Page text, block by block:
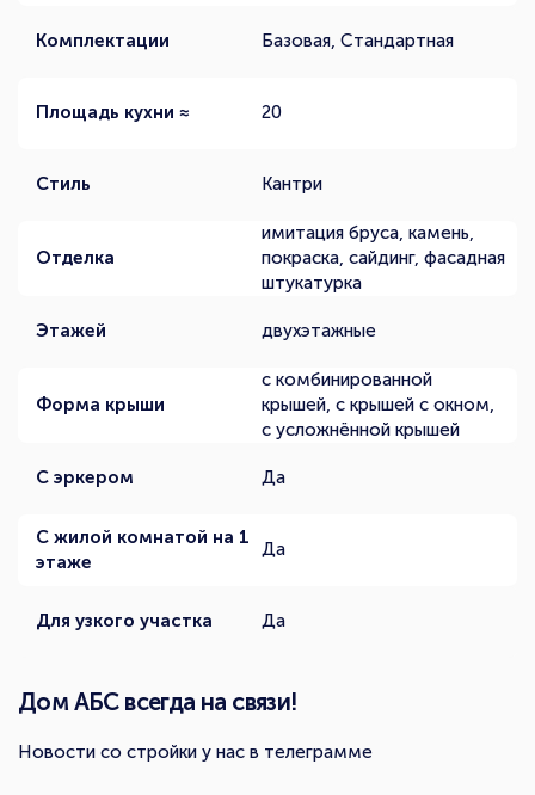
Комплектации Базовая, Стандартная
Площадь кухни ≈ 20
Стиль Кантри
Отделка
имитация бруса, камень,
покраска, сайдинг, фасадная
штукатурка
Этажей двухэтажные
Форма крыши
с комбинированной
крышей, с крышей с окном,
с усложнённой крышей
С эркером Да
С жилой комнатой на 1
этаже
Да
Для узкого участка Да
Дом АБС всегда на связи!
Новости со стройки у нас в телеграмме